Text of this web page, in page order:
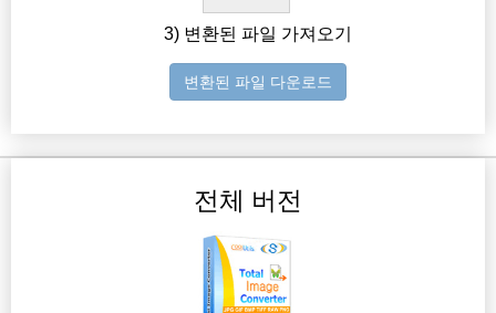
3) 변환된 파일 가져오기
변환된 파일 다운로드
전체 버전